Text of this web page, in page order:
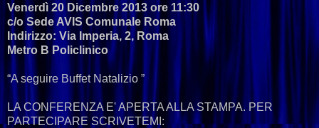
Venerdì 20 Dicembre 2013 ore 11:30
c/o Sede AVIS Comunale Roma
Indirizzo: Via Imperia, 2, Roma
Metro B Policlinico
“A seguire Buffet Natalizio ”
LA CONFERENZA E' APERTA ALLA STAMPA. PER
PARTECIPARE SCRIVETEMI: